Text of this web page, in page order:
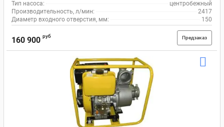
Тип насоса:
центробежный
Производительность, л/мин:
2417
Диаметр входного отверстия, мм:
150
160 900 руб Предзаказ